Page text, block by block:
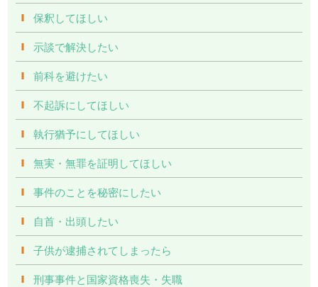
保釈してほしい
示談で解決したい
前科を避けたい
不起訴にしてほしい
執行猶予にしてほしい
無実・無罪を証明してほしい
事件のことを秘密にしたい
自首・出頭したい
子供が逮捕されてしまったら
刑事事件と国家資格喪失・失職